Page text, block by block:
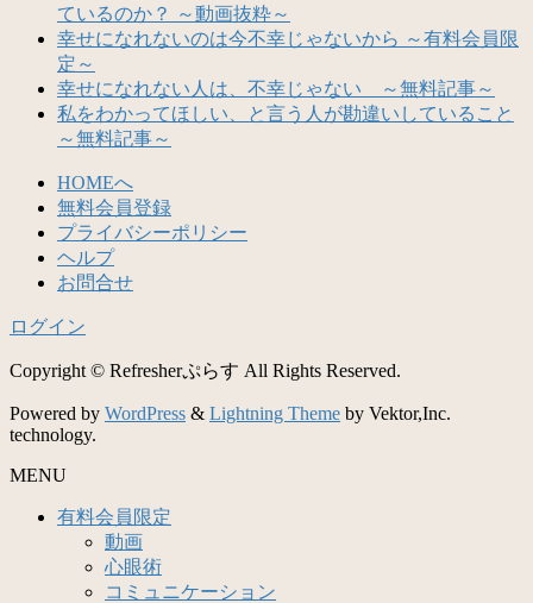
ているのか？ ～動画抜粋～
幸せになれないのは今不幸じゃないから ～有料会員限
定～
幸せになれない人は、不幸じゃない ～無料記事～
私をわかってほしい、と言う人が勘違いしていること
～無料記事～
HOMEへ
無料会員登録
プライバシーポリシー
ヘルプ
お問合せ
ログイン
Copyright © Refresherぷらす All Rights Reserved.
Powered by WordPress & Lightning Theme by Vektor,Inc.
technology.
MENU
有料会員限定
動画
心眼術
コミュニケーション